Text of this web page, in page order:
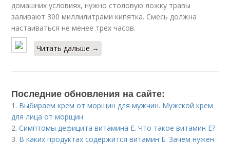
домашних условиях, нужно столовую ложку травы
заливают 300 миллилитрами кипятка. Смесь должна
настаиваться не менее трех часов.
Читать дальше →
Последние обновления на сайте:
1. Выбираем крем от морщин для мужчин. Мужской крем
для лица от морщин
2.Симптомы дефицита витамина E. Что такое витамин Е?
3. В каких продуктах содержится витамин Е. Зачем нужен